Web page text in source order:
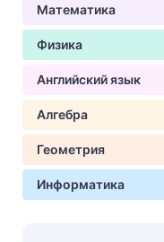
Математика
Физика
Английский язык
Алгебра
Геометрия
Информатика